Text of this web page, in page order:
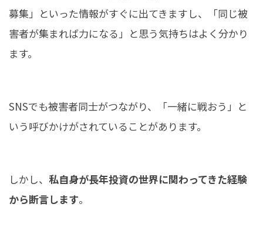
募集」といった情報がすぐに出てきますし、「同じ被
害者が集まれば力になる」と思う気持ちはよく分かり
ます。
SNSでも被害者同士がつながり、「一緒に戦おう」と
いう呼びかけがされていることがあります。
しかし、 私自身が長年投資の世界に関わってきた経験
から断言します。